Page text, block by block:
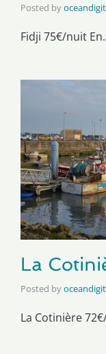
Posted by
Fidji 75€/nuit
La
Posted by
La Cotinière